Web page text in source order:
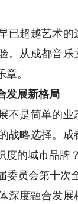
超越艺术的
。从成都音
。
发展新格局
是简单的业
战略选择。
度的城市品牌？
会第十次全
深度融合发